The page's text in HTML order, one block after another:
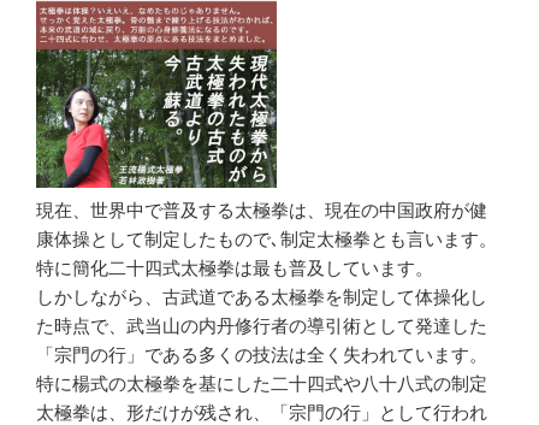
現在、世界中で普及する太極拳は、現在の中国政府が健
康体操として制定したもので､制定太極拳とも言います。
特に簡化二十四式太極拳は最も普及しています。
しかしながら、古武道である太極拳を制定して体操化し
た時点で、武当山の内丹修行者の導引術として発達した
「宗門の行」である多くの技法は全く失われています。
特に楊式の太極拳を基にした二十四式や八十八式の制定
太極拳は、形だけが残され、「宗門の行」として行われ